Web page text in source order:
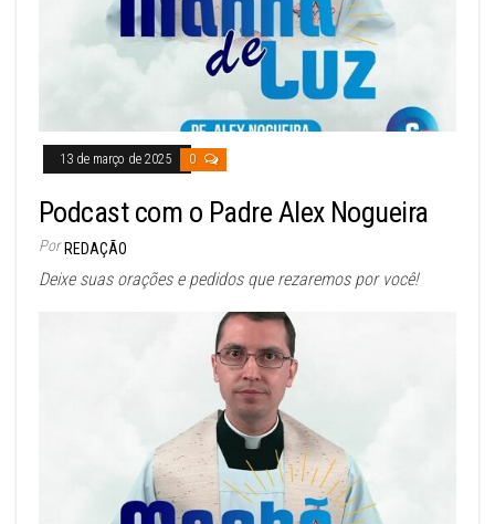
13 de março de 2025 0
Podcast com o Padre Alex Nogueira
Por REDAÇÃO
Deixe suas orações e pedidos que rezaremos por você!